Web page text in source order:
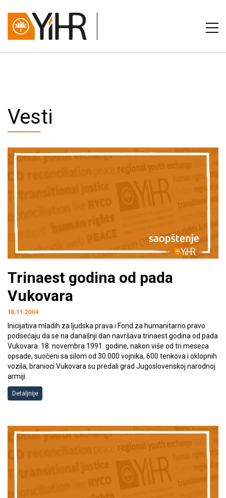
Vesti
Trinaest godina od pada
Vukovara
18.11.2004
Inicijativa mladih za ljudska prava i Fond za humanitarno pravo
podsećaju da se na današnji dan navršava trinaest godina od pada
Vukovara. 18. novembra 1991. godine, nakon više od tri meseca
opsade, suočeni sa silom od 30.000 vojnika, 600 tenkova i oklopnih
vozila, branioci Vukovara su predali grad Jugoslovenskoj narodnoj
armiji.
Detaljnije